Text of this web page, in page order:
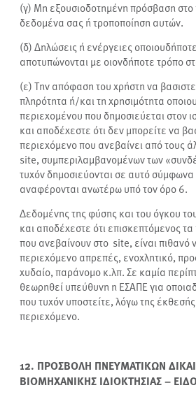
(γ) Μη εξουσιοδοτημένη πρόσβαση στο
δεδομένα σας ή τροποποίηση αυτών.
(δ) Δηλώσεις ή ενέργειες
αποτυπώνονται με οιονδήποτε τρόπο
(ε) Την απόφαση του χρήστη να
πληρότητα ή/και τη χρησιμότητα
περιεχομένου που δημοσιεύεται στον
και αποδέχεστε ότι δεν μπορείτε να
περιεχόμενο που ανεβαίνει από τους
site, συμπεριλαμβανομένων των
τυχόν δημοσιεύονται σε αυτό
αναφέρονται ανωτέρω υπό τον όρο 6.
Δεδομένης της φύσης και του όγκου
και αποδέχεστε ότι επισκεπτόμενος
που ανεβαίνουν στο site, είναι πιθανό
περιεχόμενο απρεπές, ενοχλητικό,
χυδαίο, παράνομο κ.λπ. Σε καμία
θεωρηθεί υπεύθυνη η ΕΣΑΠΕ για
που τυχόν υποστείτε, λόγω της
περιεχόμενο.
12. ΠΡΟΣΒΟΛΗ ΠΝΕΥΜΑΤΙΚΩΝ
ΒΙΟΜΗΧΑΝΙΚΗΣ ΙΔΙΟΚΤΗΣΙΑΣ –